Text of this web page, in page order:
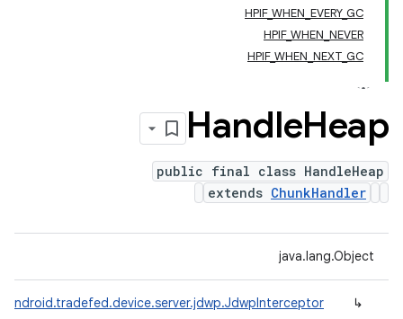
HPIF_WHEN_EVERY_GC
HPIF_WHEN_NEVER
HPIF_WHEN_NEXT_GC
HandleHeap
public final class HandleHeap
extends ChunkHandler
java.lang.Object
↳